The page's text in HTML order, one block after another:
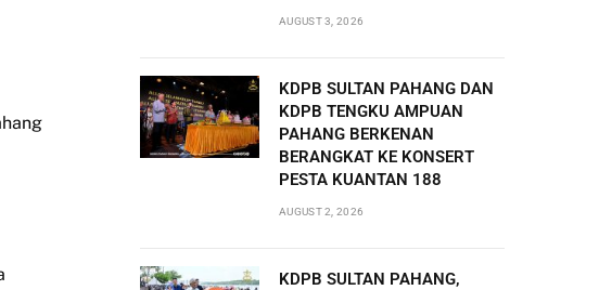
AUGUST 3, 2026
KDPB SULTAN PAHANG DAN
KDPB TENGKU AMPUAN
PAHANG BERKENAN
BERANGKAT KE KONSERT
PESTA KUANTAN 188
AUGUST 2, 2026
KDPB SULTAN PAHANG,